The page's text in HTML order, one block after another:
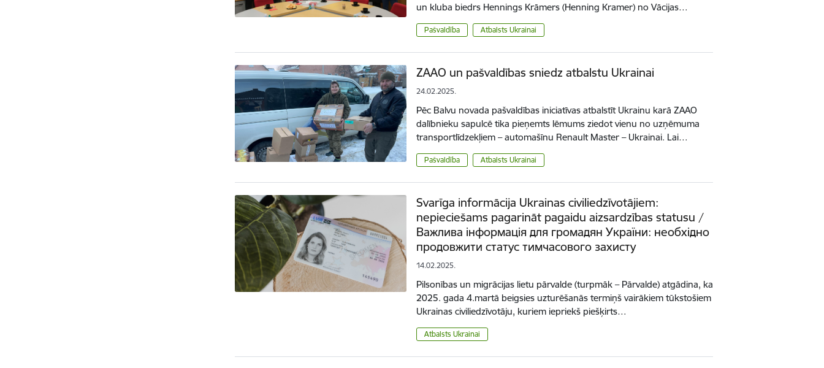
un kluba biedrs Hennings Krāmers (Henning Kramer) no Vācijas…
Pašvaldība Atbalsts Ukrainai
ZAAO un pašvaldības sniedz atbalstu Ukrainai
24.02.2025.
Pēc Balvu novada pašvaldības iniciatīvas atbalstīt Ukrainu karā ZAAO
dalībnieku sapulcē tika pieņemts lēmums ziedot vienu no uzņēmuma
transportlīdzekļiem – automašīnu Renault Master – Ukrainai. Lai…
Pašvaldība Atbalsts Ukrainai
Svarīga informācija Ukrainas civiliedzīvotājiem:
nepieciešams pagarināt pagaidu aizsardzības statusu /
Важлива інформація для громадян України: необхідно
продовжити статус тимчасового захисту
14.02.2025.
Pilsonības un migrācijas lietu pārvalde (turpmāk – Pārvalde) atgādina, ka
2025. gada 4.martā beigsies uzturēšanās termiņš vairākiem tūkstošiem
Ukrainas civiliedzīvotāju, kuriem iepriekš piešķirts…
Atbalsts Ukrainai